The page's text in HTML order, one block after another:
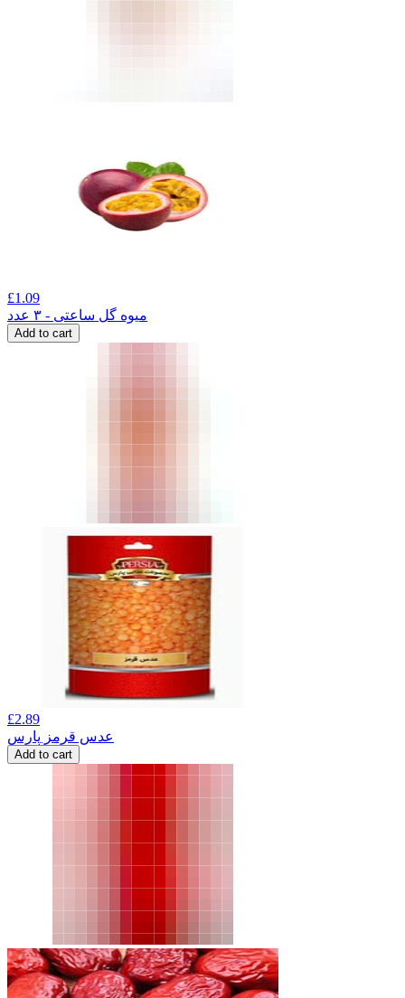
£1.09
میوه گل ساعتی - ۳ عدد
Add to cart
£2.89
عدس قرمز پارس
Add to cart